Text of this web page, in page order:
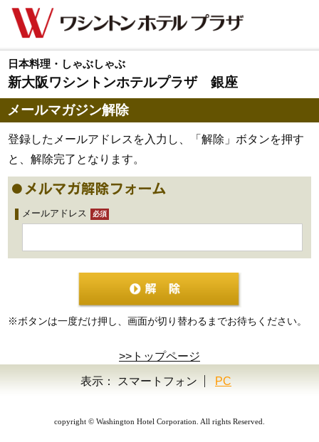
日本料理・しゃぶしゃぶ
新大阪ワシントンホテルプラザ 銀座
メールマガジン解除
登録したメールアドレスを入力し、「解除」ボタンを押す
と、解除完了となります。
メールアドレス 必須
※ボタンは一度だけ押し、画面が切り替わるまでお待ちください。
>>トップページ
表示： スマートフォン PC
copyright © Washington Hotel Corporation. All rights Reserved.